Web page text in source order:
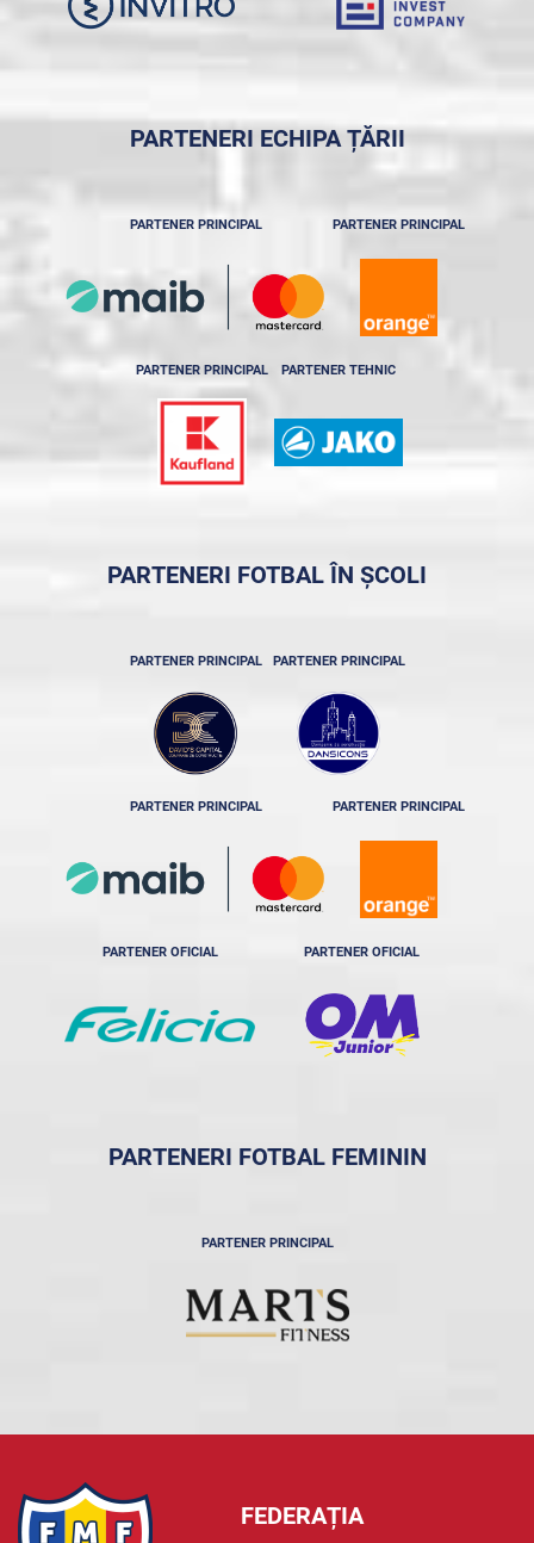
PARTENERI ECHIPA ȚĂRII
PARTENER PRINCIPAL PARTENER PRINCIPAL
PARTENER PRINCIPAL PARTENER TEHNIC
PARTENERI FOTBAL ÎN ȘCOLI
PARTENER PRINCIPAL PARTENER PRINCIPAL
PARTENER PRINCIPAL PARTENER PRINCIPAL
PARTENER OFICIAL PARTENER OFICIAL
PARTENERI FOTBAL FEMININ
PARTENER PRINCIPAL
FEDERAȚIA